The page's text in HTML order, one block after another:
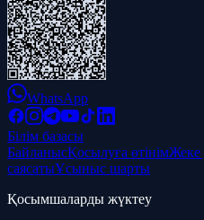
WhatsApp
Білім базасы
БайланысҚосылуға өтінімЖеке
саясатыҰсыныс шарты
Қосымшаларды жүктеу